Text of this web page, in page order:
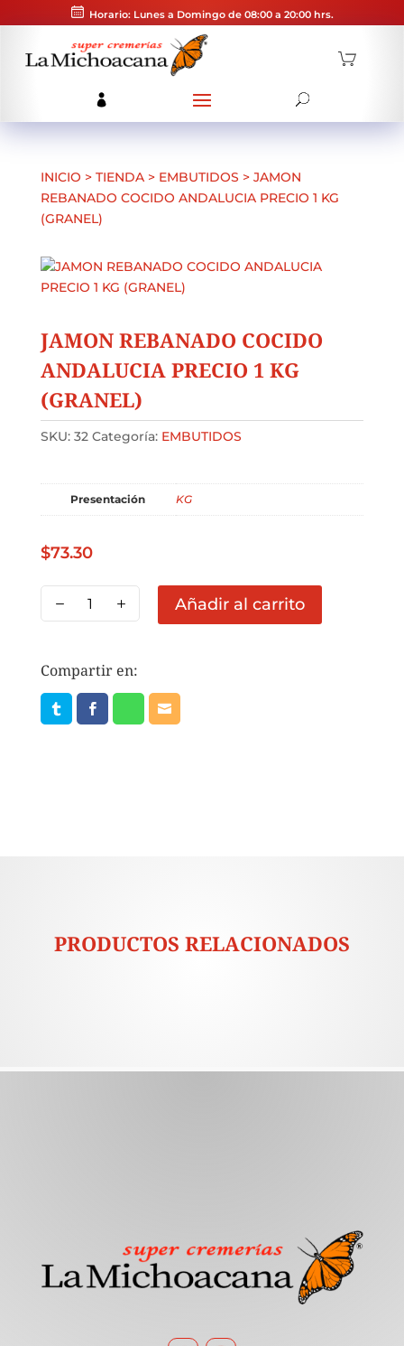
Horario: Lunes a Domingo de 08:00 a 20:00 hrs.
INICIO > TIENDA> EMBUTIDOS > JAMON
REBANADO COCIDO ANDALUCIA PRECIO 1 KG
(GRANEL)
JAMON REBANADO COCIDO
ANDALUCIA PRECIO 1 KG
(GRANEL)
SKU: 32 Categoría: EMBUTIDOS
Presentación KG
$73.30
JAMON
REBANADO
PRECIO
1
KG
Añadir al carrito
Compartir en:
PRODUCTOS RELACIONADOS